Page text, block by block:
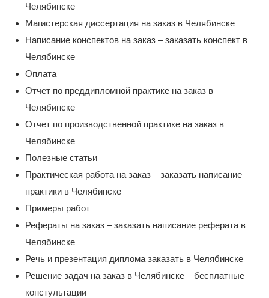
Челябинске
Магистерская диссертация на заказ в Челябинске
Написание конспектов на заказ – заказать конспект в
Челябинске
Оплата
Отчет по преддипломной практике на заказ в
Челябинске
Отчет по производственной практике на заказ в
Челябинске
Полезные статьи
Практическая работа на заказ – заказать написание
практики в Челябинске
Примеры работ
Рефераты на заказ – заказать написание реферата в
Челябинске
Речь и презентация диплома заказать в Челябинске
Решение задач на заказ в Челябинске – бесплатные
констультации